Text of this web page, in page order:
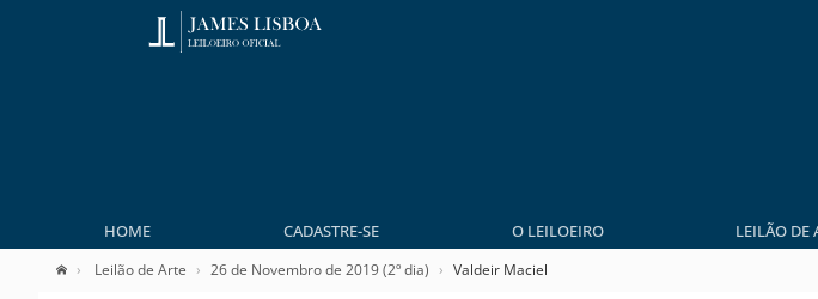
HOME CADASTRE-SE O LEILOEIRO LEILÃO DE
Leilão de Arte 26 de Novembro de 2019 (2º dia) Valdeir Maciel